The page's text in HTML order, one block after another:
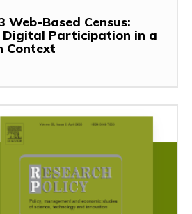
Web-Based Census:
Digital Participation in a
Context